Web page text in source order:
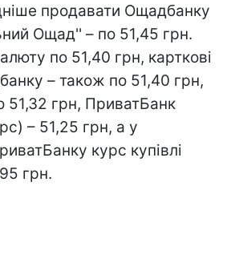
продавати Ощадбанку
Ощад'' – по 51,45 грн.
по 51,40 грн, карткові
– також по 51,40 грн,
51,32 грн, ПриватБанк
– 51,25 грн, а у
курс купівлі
грн.